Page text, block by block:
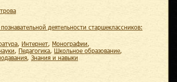
интернет монографии
педагогика школьное образование
знания и навыки